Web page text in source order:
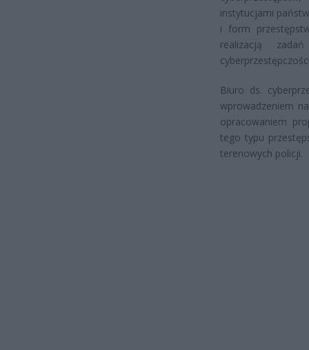
instytucjami
i form
realizacją
Biuro ds.
wprowadzeniem
opracowaniem
tego typu
terenowych policji.